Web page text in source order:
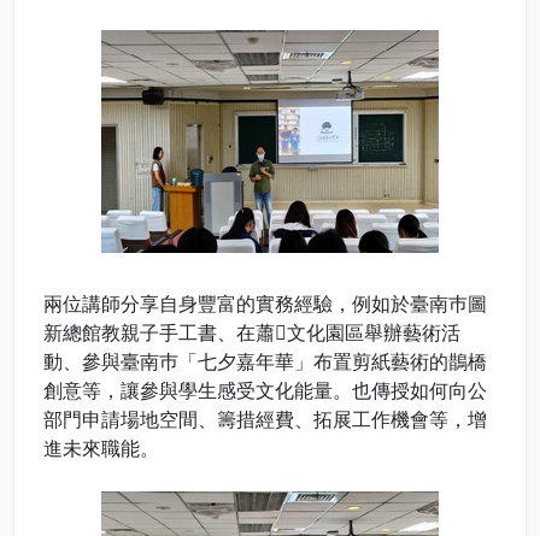
兩位講師分享自身豐富的實務經驗，例如於臺南巿圖
新總館教親子手工書、在蕭文化園區舉辦藝術活
動、參與臺南巿「七夕嘉年華」布置剪紙藝術的鵲橋
創意等，讓參與學生感受文化能量。也傳授如何向公
部門申請場地空間、籌措經費、拓展工作機會等，增
進未來職能。